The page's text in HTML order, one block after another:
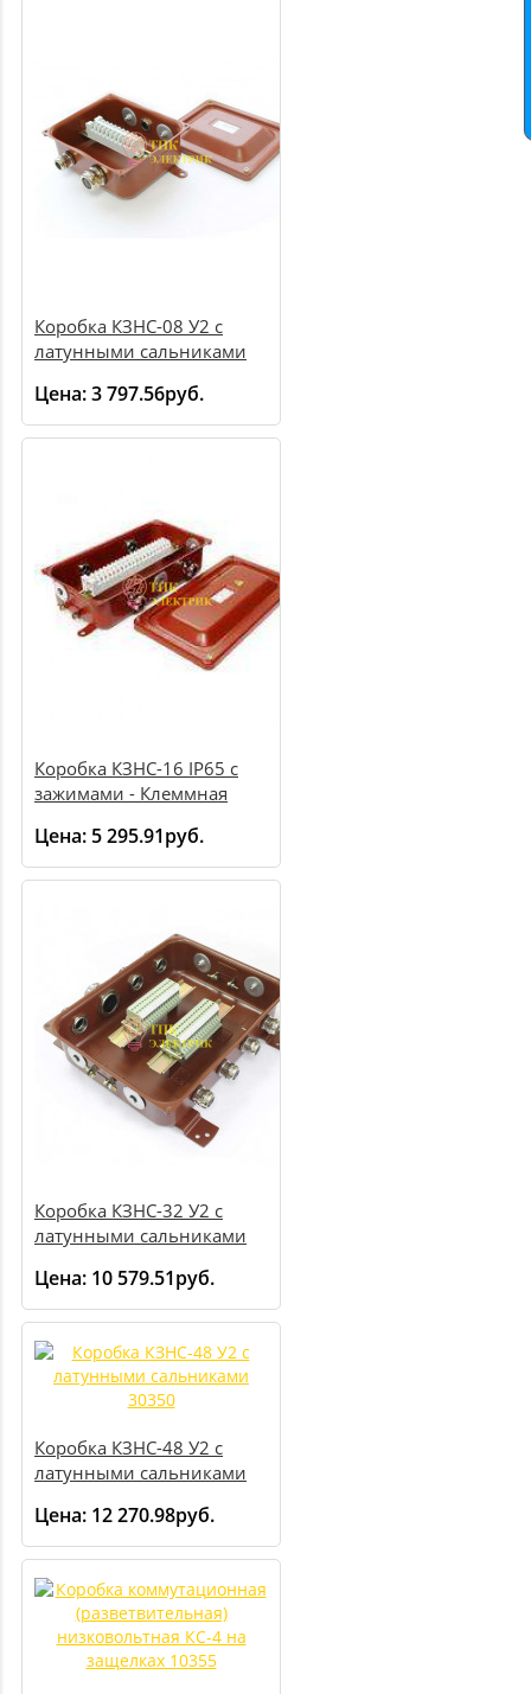
Коробка КЗНС-08 У2 с
латунными сальниками
Цена:3 797.56руб.
Коробка КЗНС-16 IP65 с
зажимами - Клеммная
Цена: 5 295.91руб.
Коробка КЗНС-32 У2 с
латунными сальниками
Цена: 10 579.51руб.
Коробка КЗНС-48 У2 с
латунными сальниками
Цена: 12 270.98руб.